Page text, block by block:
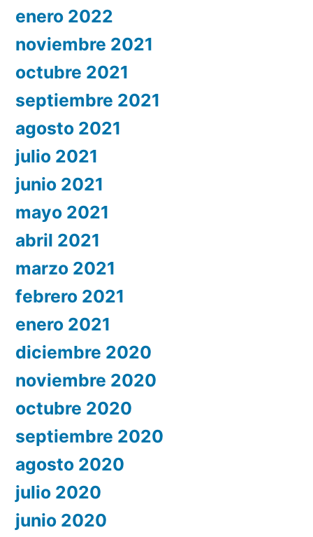
enero 2022
noviembre 2021
octubre 2021
septiembre 2021
agosto 2021
julio 2021
junio 2021
mayo 2021
abril 2021
marzo 2021
febrero 2021
enero 2021
diciembre 2020
noviembre 2020
octubre 2020
septiembre 2020
agosto 2020
julio 2020
junio 2020